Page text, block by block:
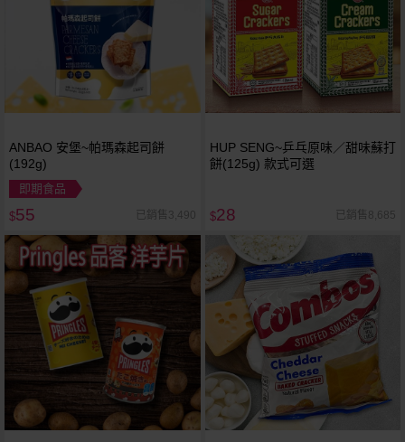
ANBAO 安堡~帕瑪森起司餅
(192g)
即期食品
$55 已銷售3,490
HUP SENG~乒乓原味／甜味蘇打
餅(125g) 款式可選
$28 已銷售8,685